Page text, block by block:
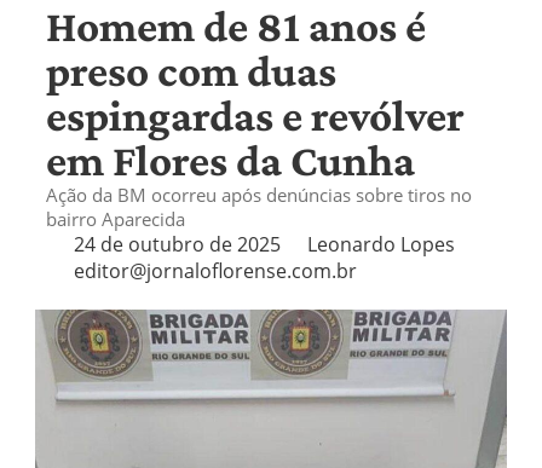
Homem de 81 anos é
preso com duas
espingardas e revólver
em Flores da Cunha
Ação da BM ocorreu após denúncias sobre tiros no
bairro Aparecida
24 de outubro de 2025
Leonardo Lopes
editor@jornaloflorense.com.br